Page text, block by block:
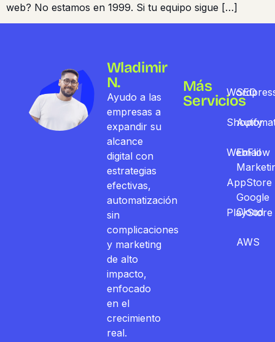
web? No estamos en 1999. Si tu equipo sigue […]
Wladimir
N.
Ayudo a las
empresas a
expandir su
alcance
digital con
estrategias
efectivas,
automatización
sin
complicaciones
y marketing
de alto
impacto,
enfocado
en el
crecimiento
real.
Más
Servicios
Shopify
WebFlow
AppStore
PlayStore
SEO
Email
Google
Cloud
AWS